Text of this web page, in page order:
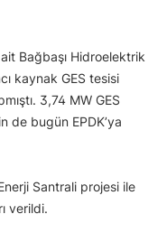
ait Bağbaşı Hidroelektrik
kaynak GES tesisi
3,74 MW GES
de bugün EPDK’ya
Santrali projesi ile
verildi.